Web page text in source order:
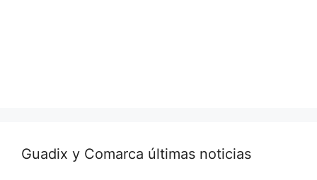
Guadix y Comarca últimas noticias